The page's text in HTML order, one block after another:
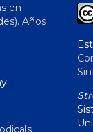
en
Años